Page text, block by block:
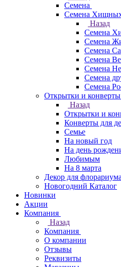
Семена
Семена Хищных
Назад
Семена
Семена
Семена
Семена
Семена
Семена
Семена
Открытки и конверты
Назад
Открытки и
Конверты для
Семье
На новый год
На день
Любимым
На 8 марта
Декор для флорариума
Новогодний Каталог
Новинки
Акции
Компания
Назад
Компания
О компании
Отзывы
Реквизиты